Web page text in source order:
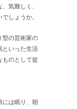
気難しく、
しょうか。
型の芸術家の
といった生活
ものとして捉
は眠り、朝